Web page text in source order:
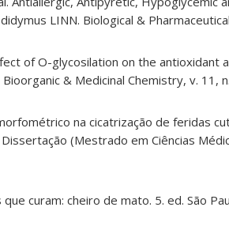
LINN. Biological &
of O-glycosilation on the
& Medicinal Chemistry, v. 11,
na cicatrização de feridas
(Mestrado em Ciências
que curam: cheiro de mato. 5. ed. São